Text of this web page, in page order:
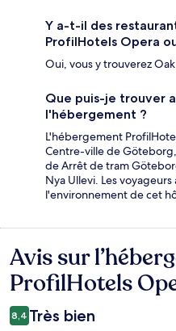
Y a-t-il des
ProfilHotels Opera
Oui, vous y trouverez
Que puis-je trouver
l'hébergement ?
L'hébergement
Centre-ville de
de Arrêt de tram
Nya Ullevi. Les
l'environnement de cet
Avis
Avis sur
ProfilHotels
8,4 Très bien